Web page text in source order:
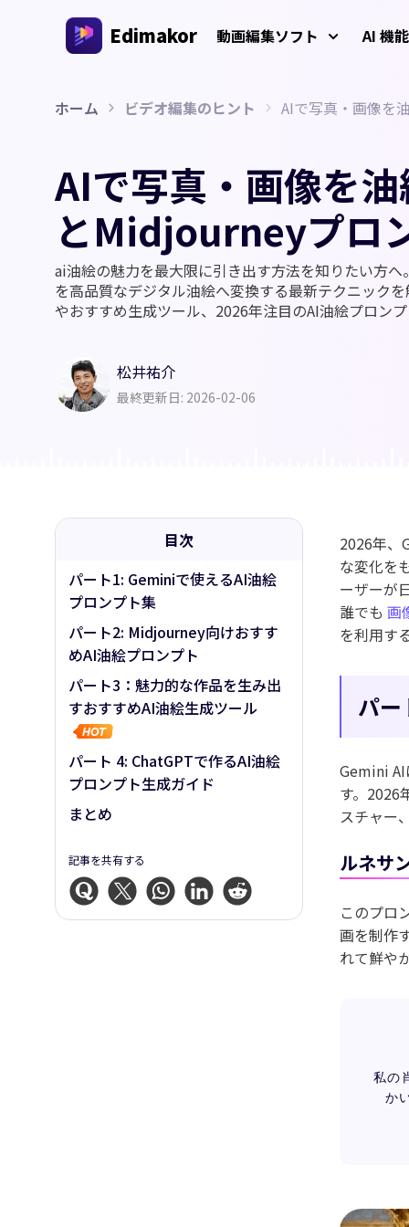
Edimakor 動画編集ソフト
プラットフォーム
Windows動画編集ソフト
Windows 11/10 対応のオールインワンAI動画編集ソ
フト、多彩なメディア素材を搭載
Mac動画編集ソフト
Mac対応の簡単AI動画編集ソフト、さまざまなAI機
能を搭載
AI 機能
すべてのAI機能を体験しよう
動画/画
AI
AI
動画クリエイター
多言語動画制作
AI
AIキス
AI年齢
ホーム ビデオ編集のヒント AIで写真・画像を
AIで写真・画像を
とMidjourneyプロ
ai油絵の魅力を最大限に引き出す方法を知りたい方
を高品質なデジタル油絵へ変換する最新テクニック
やおすすめ生成ツール、2026年注目のAI油絵プロン
松井祐介
最終更新日: 2026-02-06
目次
パート1: Geminiで使えるAI油絵
プロンプト集
パート2: Midjourney向けおすす
めAI油絵プロンプト
パート3：魅力的な作品を生み出
すおすすめAI油絵生成ツール
パート 4: ChatGPTで作るAI油絵
プロンプト生成ガイド
まとめ
記事を共有する
2026年、
な変化を
ーザーが
誰でも 画
を利用す
パ
Gemini
す。2026
スチャー
ルネサ
このプロ
画を制作
れて鮮や
私の
か